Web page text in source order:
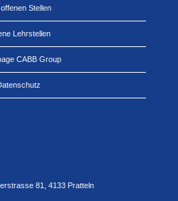
Stellen
Lehrstellen
CABB Group
81, 4133 Pratteln